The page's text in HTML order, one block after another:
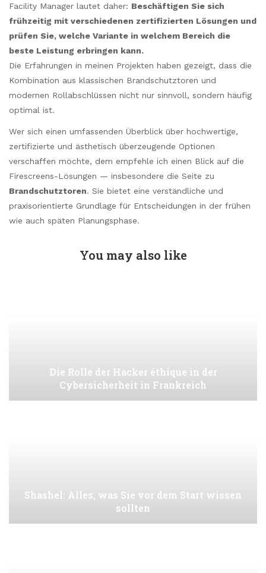
Facility Manager lautet daher: Beschäftigen Sie sich
frühzeitig mit verschiedenen zertifizierten Lösungen und
prüfen Sie, welche Variante in welchem Bereich die
beste Leistung erbringen kann.
Die Erfahrungen in meinen Projekten haben gezeigt, dass die
Kombination aus klassischen Brandschutztoren und
modernen Rollabschlüssen nicht nur sinnvoll, sondern häufig
optimal ist.
Wer sich einen umfassenden Überblick über hochwertige,
zertifizierte und ästhetisch überzeugende Optionen
verschaffen möchte, dem empfehle ich einen Blick auf die
Firescreens-Lösungen — insbesondere die Seite zu
Brandschutztoren. Sie bietet eine verständliche und
praxisorientierte Grundlage für Entscheidungen in der frühen
wie auch späten Planungsphase.
You may also like
Die Rolle der Hacker éthique in der
Cybersicherheit in Frankreich
Shashel: Alles, was Sie vor dem Start wissen
sollten